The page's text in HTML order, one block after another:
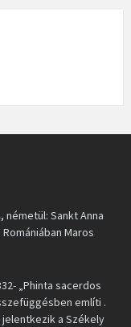
németül: Sankt Anna
Maros
„Phinta sacerdos
említi .
jelentkezik a Székely